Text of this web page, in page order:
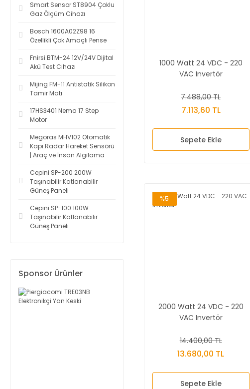
Smart Sensor ST8904 Çoklu
Gaz Ölçüm Cihazı
Bosch 1600A02Z98 16
Özellikli Çok Amaçlı Pense
Fnirsi BTM-24 12V/24V Dijital
Akü Test Cihazı
Mijing FM-11 Antistatik Silikon
Tamir Matı
17HS3401 Nema 17 Step
Motor
Megoras MHV102 Otomatik
Kapı Radar Hareket Sensörü
| Araç ve İnsan Algılama
Cepini SP-200 200W
Taşınabilir Katlanabilir
Güneş Paneli
Cepini SP-100 100W
Taşınabilir Katlanabilir
Güneş Paneli
Sponsor Ürünler
1000 Watt 24 VDC - 220
VAC Invertör
7.488,00 TL
7.113,60 TL
Sepete Ekle
%5
2000 Watt 24 VDC - 220
VAC Invertör
14.400,00 TL
13.680,00 TL
Sepete Ekle